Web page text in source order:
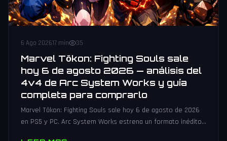
6 Ago 202617 min 35
Marvel Tōkon: Fighting Souls sale
hoy 6 de agosto 2026 — análisis del
4v4 de Arc System Works y guía
completa para comprarlo
Marvel Tōkon: Fighting Souls sale hoy 6 de agosto de 2026
en PS5 y PC. Arc System Works estrena un formato inédito